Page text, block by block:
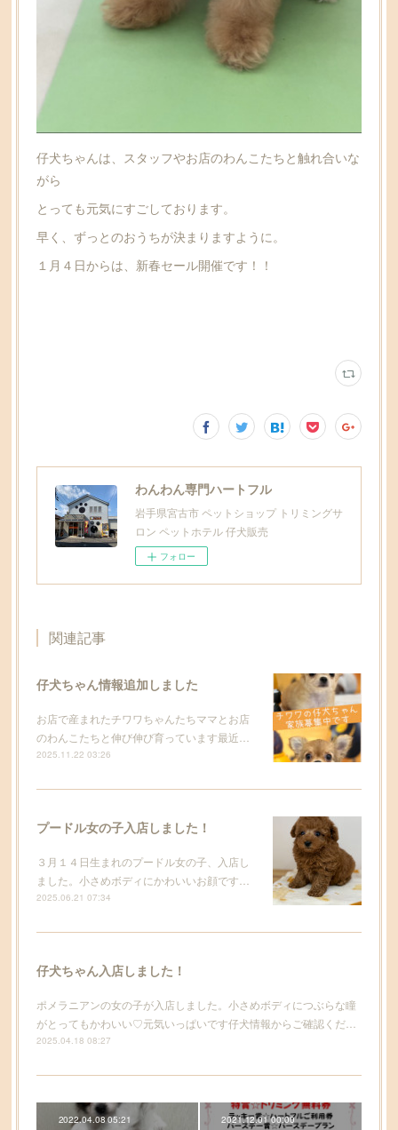
仔犬ちゃんは、スタッフやお店のわんこたちと触れ合いな
がら
とっても元気にすごしております。
早く、ずっとのおうちが決まりますように。
１月４日からは、新春セール開催です！！
わんわん専門ハートフル
岩手県宮古市 ペットショップ トリミングサ
ロン ペットホテル 仔犬販売
フォロー
関連記事
仔犬ちゃん情報追加しました
お店で産まれたチワワちゃんたちママとお店
のわんこたちと伸び伸び育っています最近…
2025.11.22 03:26
プードル女の子入店しました！
３月１４日生まれのプードル女の子、入店し
ました。小さめボディにかわいいお顔です…
2025.06.21 07:34
仔犬ちゃん入店しました！
ポメラニアンの女の子が入店しました。小さめボディにつぶらな瞳
がとってもかわいい♡元気いっぱいです仔犬情報からご確認くだ…
2025.04.18 08:27
2022.04.08 05:21 2021.12.01 00:00